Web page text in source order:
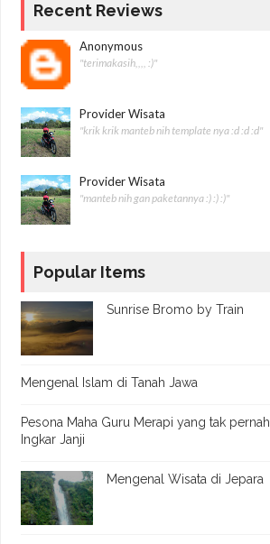
Recent Reviews
Anonymous
"terimakasih,,,, :)"
Provider Wisata
"krik krik manteb nih template nya :d :d :d"
Provider Wisata
"manteb nih gan paketannya :) :) :)"
Popular Items
Sunrise Bromo by Train
Mengenal Islam di Tanah Jawa
Pesona Maha Guru Merapi yang tak pernah
Ingkar Janji
Mengenal Wisata di Jepara